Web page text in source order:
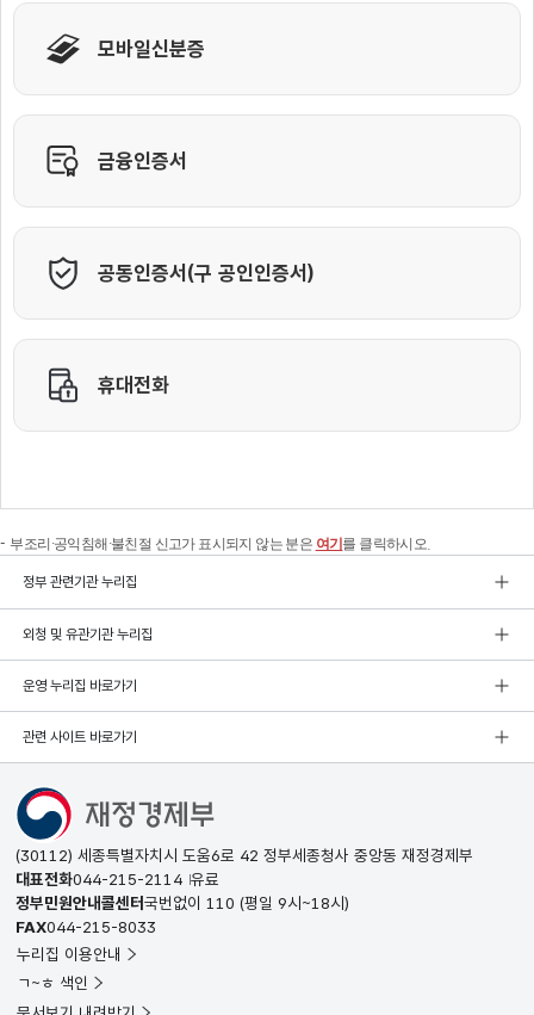
부조리·공익침해·불친절 신고가 표시되지 않는 분은 여기 를 클릭하시오.
정부 관련기관 누리집
외청 및 유관기관 누리집
운영 누리집 바로가기
관련 사이트 바로가기
(30112) 세종특별자치시 도움6로 42 정부세종청사 중앙동 재정경제부
대표전화044-215-2114 유료
정부민원안내콜센터국번없이 110 (평일 9시~18시)
FAX044-215-8033
누리집 이용안내
ㄱ~ㅎ 색인